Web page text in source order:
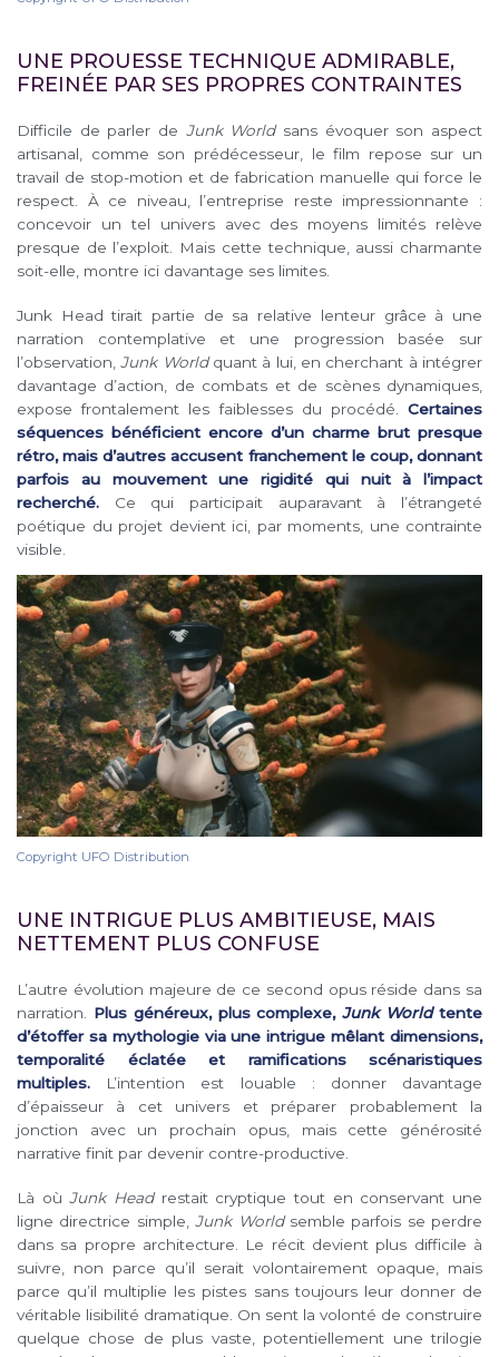
UNE PROUESSE TECHNIQUE ADMIRABLE,
FREINÉE PAR SES PROPRES CONTRAINTES
Difficile de parler de Junk Worldsans évoquer son aspect
artisanal, comme son prédécesseur, le film repose sur un
travail de stop-motion et de fabrication manuelle qui force le
respect. À ce niveau, l’entreprise reste impressionnante :
concevoir un tel univers avec des moyens limités relève
presque de l’exploit. Mais cette technique, aussi charmante
soit-elle, montre ici davantage ses limites.
Junk Head tirait partie de sa relative lenteur grâce à une
narration contemplative et une progression basée sur
l’observation,Junk Worldquant à lui, en cherchant à intégrer
davantage d’action, de combats et de scènes dynamiques,
expose frontalement les faiblesses du procédé. Certaines
séquences bénéficient encore d’un charme brut presque
rétro, mais d’autres accusent franchement le coup, donnant
parfois au mouvement une rigidité qui nuit à l’impact
recherché. Ce qui participait auparavant à l’étrangeté
poétique du projet devient ici, par moments, une contrainte
visible.
Copyright UFO Distribution
UNE INTRIGUE PLUS AMBITIEUSE, MAIS
NETTEMENT PLUS CONFUSE
L’autre évolution majeure de ce second opus réside dans sa
narration. Plus généreux, plus complexe,Junk Worldtente
d’étoffer sa mythologie via une intrigue mêlant dimensions,
temporalité éclatée et ramifications scénaristiques
multiples. L’intention est louable : donner davantage
d’épaisseur à cet univers et préparer probablement la
jonction avec un prochain opus, mais cette générosité
narrative finit par devenir contre-productive.
Là oùJunk Headrestait cryptique tout en conservant une
ligne directrice simple,Junk Worldsemble parfois se perdre
dans sa propre architecture. Le récit devient plus difficile à
suivre, non parce qu’il serait volontairement opaque, mais
parce qu’il multiplie les pistes sans toujours leur donner de
véritable lisibilité dramatique. On sent la volonté de construire
quelque chose de plus vaste, potentiellement une trilogie